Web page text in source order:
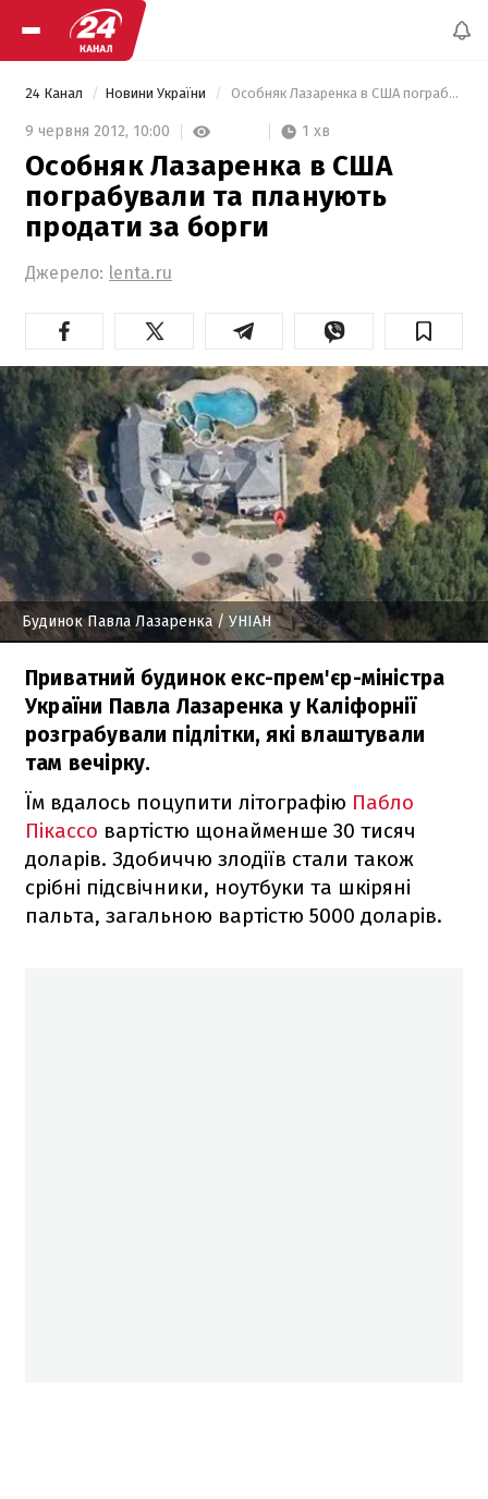
24 Канал Новини України Особняк Лазаренка в США пограбували та планують продати за борги
9 червня 2012, 10:00 1 хв
Особняк Лазаренка в США
пограбували та планують
продати за борги
Джерело: lenta.ru
Будинок Павла Лазаренка/ УНІАН
Приватний будинок екс-прем'єр-міністра
України Павла Лазаренка у Каліфорнії
розграбували підлітки, які влаштували
там вечірку.
Їм вдалось поцупити літографію Пабло
Пікассо вартістю щонайменше 30 тисяч
доларів. Здобиччю злодіїв стали також
срібні підсвічники, ноутбуки та шкіряні
пальта, загальною вартістю 5000 доларів.